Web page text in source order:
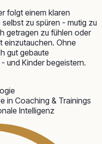
folgt einem klaren
zu spüren - mutig zu
getragen zu fühlen oder
einzutauchen. Ohne
gut gebaute
und Kinder begeistern.
in Coaching & Trainings
Intelligenz